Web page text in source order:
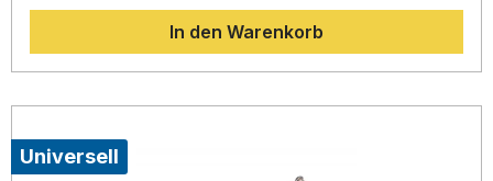
präzisen Passform und der robusten, pulverbeschichteten
Stahlkonstruktion lässt sich die Hupe an der optimalen
Position am Motorrad befestigen. Das Befestigungskit sorgt
für eine sichere, langlebige Installation und integriert sich
Halterung aus pulverbeschichtetem Stahl Ideal abgestimmt
vibrationsarme Montageposition Einfache Installation mit
allen notwendigen Befestigungsteilen Langlebig und
In den Warenkorb
Universell